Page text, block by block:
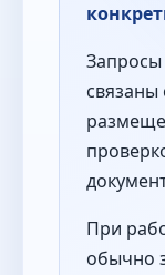
связаны
При
обычно